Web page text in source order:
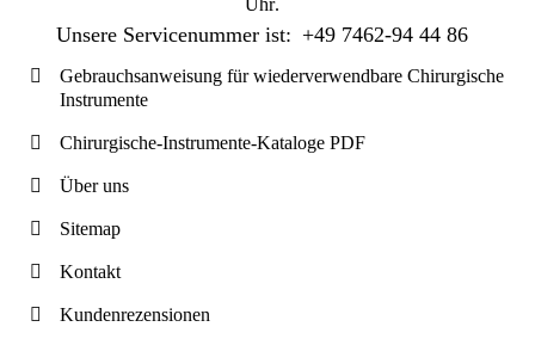
Uhr.
Unsere Servicenummer ist: +49 7462-94 44 86
Gebrauchsanweisung für wiederverwendbare Chirurgische
Instrumente
Chirurgische-Instrumente-Kataloge PDF
Über uns
Sitemap
Kontakt
Kundenrezensionen